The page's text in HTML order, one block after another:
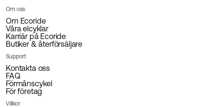
Om oss
Om Ecoride
Våra elcyklar
Karriär på Ecoride
Butiker & återförsäljare
Support
Kontakta oss
FAQ
Förmånscykel
För företag
Villkor